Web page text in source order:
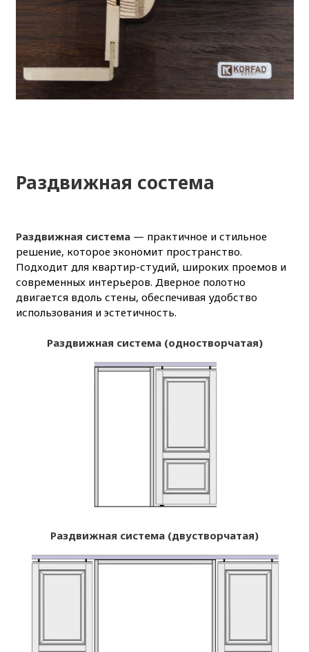
Раздвижная состема
Раздвижная система— практичное и стильное
решение, которое экономит пространство.
Подходит для квартир-студий, широких проемов и
современных интерьеров. Дверное полотно
двигается вдоль стены, обеспечивая удобство
использования и эстетичность.
Раздвижная система (одностворчатая)
Раздвижная система (двустворчатая)